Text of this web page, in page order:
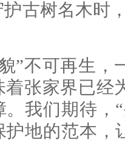
古树名木时
”不可再生，
着张家界已经
我们期待，
护地的范本，